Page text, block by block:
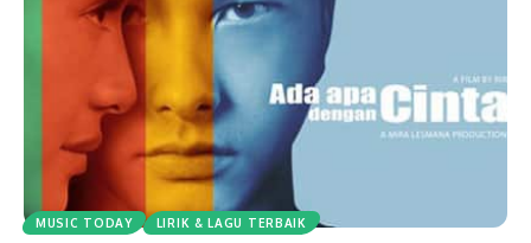
MUSIC TODAY LIRIK & LAGU TERBAIK